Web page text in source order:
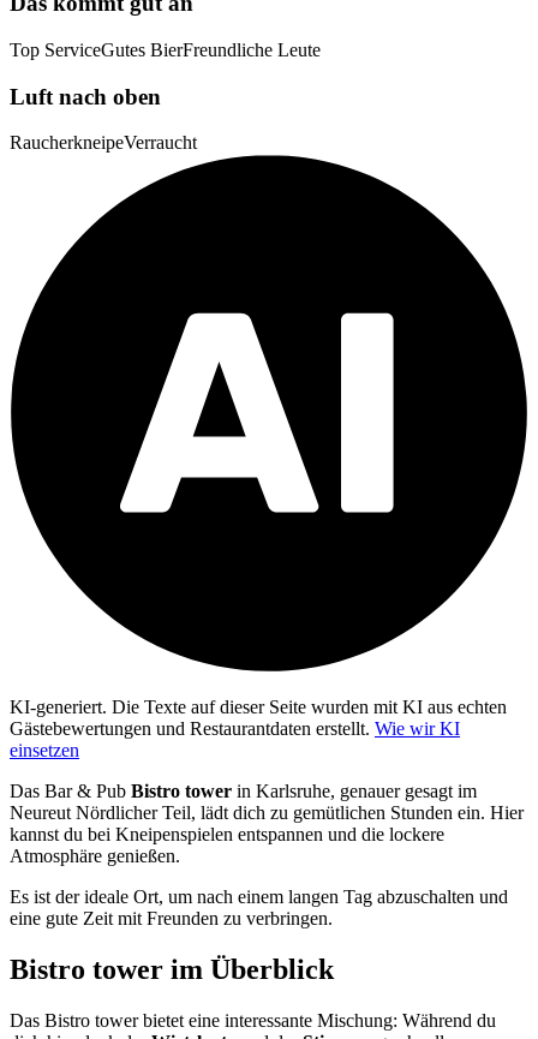
Top ServiceGutes BierFreundliche Leute
Luft nach oben
RaucherkneipeVerraucht
KI-generiert. Die Texte auf dieser Seite wurden mit KI aus echten
Gästebewertungen und Restaurantdaten erstellt. Wie wir KI
einsetzen
Das Bar & Pub Bistro tower in Karlsruhe, genauer gesagt im
Neureut Nördlicher Teil, lädt dich zu gemütlichen Stunden ein. Hier
kannst du bei Kneipenspielen entspannen und die lockere
Atmosphäre genießen.
Es ist der ideale Ort, um nach einem langen Tag abzuschalten und
eine gute Zeit mit Freunden zu verbringen.
Bistro tower im Überblick
Das Bistro tower bietet eine interessante Mischung: Während du